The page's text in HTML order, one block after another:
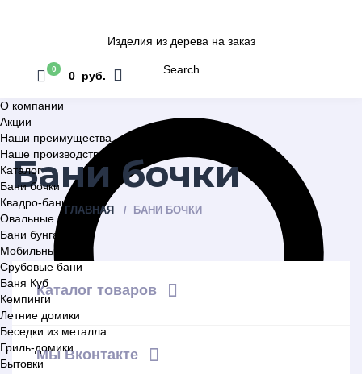
Изделия из дерева на заказ
Search
0
0 руб.
О компании
Акции
Наши преимущества
Наше производство
Каталог
Бани бочки
Квадро-бани
Овальные бани
Бани бунгало
Мобильные бани
Срубовые бани
Баня Куб
Кемпинги
Летние домики
Беседки из металла
Гриль-домики
Бытовки
Бани бочки
ГЛАВНАЯ БАНИ БОЧКИ
Каталог товаров
Мы Вконтакте